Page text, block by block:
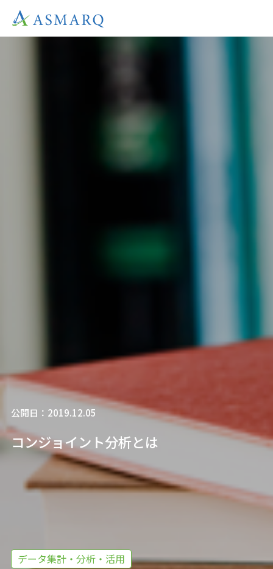
公開日：2019.12.05
コンジョイント分析とは
データ集計・分析・活用